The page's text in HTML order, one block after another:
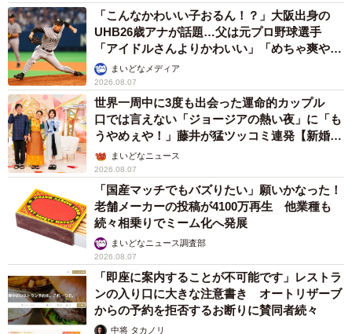
・貯蓄額を知っていると、将来の生活設計を描きやすいで
す（50代以上女性）
【2位 支出の内訳】
・過去、どんなことにお金を使ってきたか。出会った当初
だけでなく、過去のことまで聞いて、傾向を知っておけば
よかった（30代女性）
・一人暮らししたときの家計簿など、自分と内訳にどのよ
うな違いがあるか把握しておきたかった（40代男性）
【3位 結婚後の家計管理方法】
・結婚後、家計管理をどうするかを先に決めておけばよか
ったです。具体的にはお小遣い制や分担など（30代女性）
・「旅行」「車」「家電」「ローン」など大きな支出につ
いて、夫婦間の負担割合を話し合っておけばよかった（50
「こんなかわいい子おるん！？」大阪出身の
UHB26歳アナが話題…父は元プロ野球選手
「アイドルさんよりかわいい」「めちゃ爽や
か」まいどなメディア
2026.08.07
世界一周中に3度も出会った運命的カップル
口では言えない「ジョージアの熱い夜」に「も
うやめぇや！」藤井が猛ツッコミ連発【新婚さ
ん】まいどなニュース
2026.08.07
「国産マッチでもバズりたい」願いかなった！
老舗メーカーの投稿が4100万再生 他業種も
続々相乗りでミーム化へ発展
まいどなニュース調査部
2026.08.07
「即座に案内することが不可能です」レストラ
ンの入り口に大きな注意書き オートリザーブ
からの予約を拒否するお断りに賛同者続々
中将 タカノリ